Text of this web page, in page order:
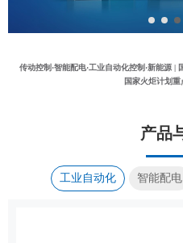
传动控制·智能配电·工业自动化控制·新能源
国家火炬计划
产品
工业自动化 智能配电